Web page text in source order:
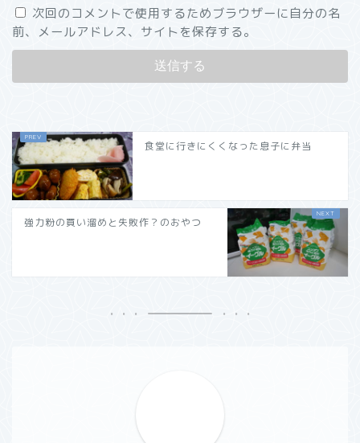
次回のコメントで使用するためブラウザーに自分の名
前、メールアドレス、サイトを保存する。
食堂に行きにくくなった息子に弁当
強力粉の買い溜めと失敗作？のおやつ